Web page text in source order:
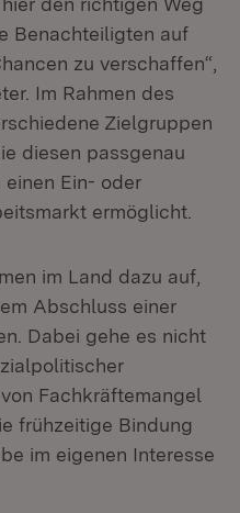
Benachteiligten auf
zu verschaffen“,
Im Rahmen des
Zielgruppen
diesen passgenau
Ein- oder
ermöglicht.
im Land dazu auf,
Abschluss einer
Dabei gehe es nicht
Fachkräftemangel
frühzeitige Bindung
im eigenen Interesse